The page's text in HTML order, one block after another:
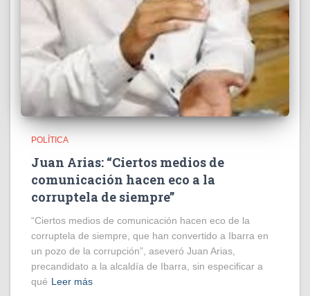
POLÍTICA
Juan Arias: “Ciertos medios de
comunicación hacen eco a la
corruptela de siempre”
“Ciertos medios de comunicación hacen eco de la
corruptela de siempre, que han convertido a Ibarra en
un pozo de la corrupción”, aseveró Juan Arias,
precandidato a la alcaldía de Ibarra, sin especificar a
qué Leer más